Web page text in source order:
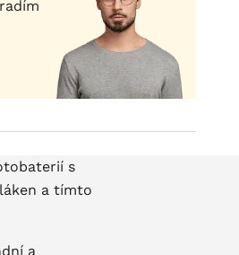
s
a tímto
a